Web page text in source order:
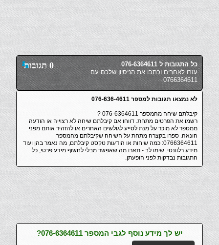
0 תגובות
כל התגובות ל 076-6364611
עזרו לאחרים וכתבו את הניסיון שלכם עם
0766364611
לא נמצאו תגובות למספר 076-636-4611
קיבלתם שיחה מהמספר 076-6364611 ?
רשמו את הפרטים מתחת. דווחו אם קיבלתם שיחה לא רצוייה או הודעה
ממספר לא מוכר על מנת לסייע לגולשים האחרים או להזהיר אותם מפני
הונאה. ספרו בקצרה מתחת על השיחה שקיבלתם מהמספר
0766364611: כמה שיחות או הודעות טקסט קיבלתם, מה נאמר בהן ועוד
מידע רלוונטי. שימו לב - תארו מה שאפשר מבלי לחשוף מידע פרטי, כל
התגובות נבדקות לפני הופעתן.
יש לך מידע נוסף לגבי המספר 076-6364611?